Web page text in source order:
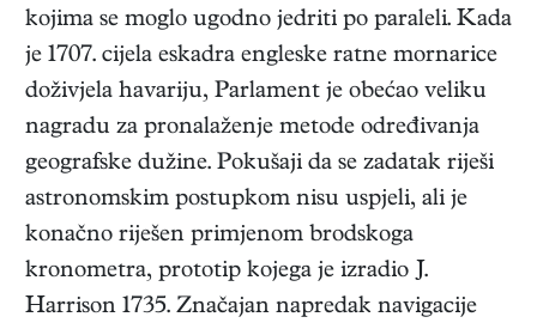
kojima se moglo ugodno jedriti po paraleli. Kada
je 1707. cijela eskadra engleske ratne mornarice
doživjela havariju, Parlament je obećao veliku
nagradu za pronalaženje metode određivanja
geografske dužine. Pokušaji da se zadatak riješi
astronomskim postupkom nisu uspjeli, ali je
konačno riješen primjenom brodskoga
kronometra, prototip kojega je izradio J.
Harrison 1735. Značajan napredak navigacije